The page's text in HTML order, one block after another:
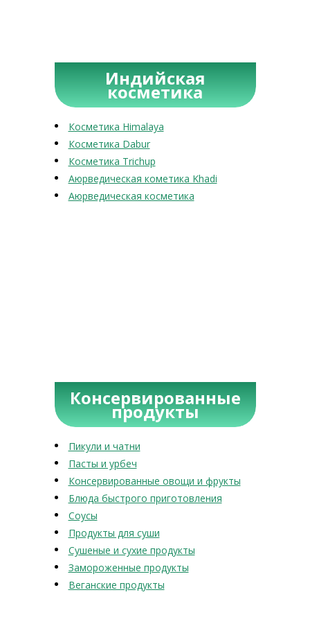
Индийская
косметика
Косметика Himalaya
Косметика Dabur
Косметика Trichup
Аюрведическая кометика Khadi
Аюрведическая косметика
Консервированные
продукты
Пикули и чатни
Пасты и урбеч
Консервированные овощи и фрукты
Блюда быстрого приготовления
Соусы
Продукты для суши
Сушеные и сухие продукты
Замороженные продукты
Веганские продукты